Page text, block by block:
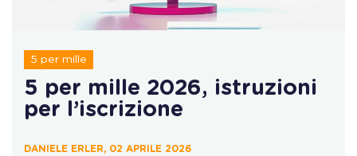
5 per mille
5 per mille 2026, istruzioni
per l’iscrizione
DANIELE ERLER, 02 APRILE 2026